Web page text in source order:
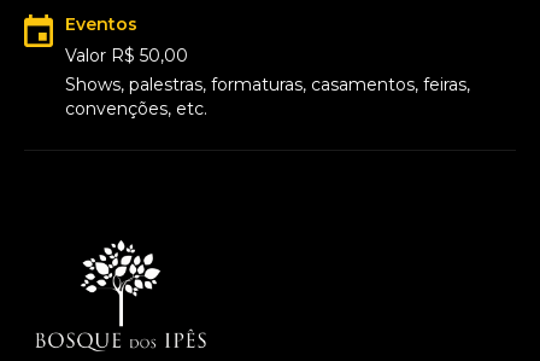
Eventos
Valor R$ 50,00
Shows, palestras, formaturas, casamentos, feiras,
convenções, etc.